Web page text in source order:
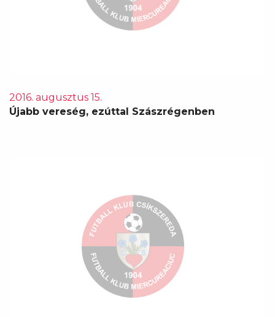
2016. augusztus 15.
Újabb vereség, ezúttal Szászrégenben